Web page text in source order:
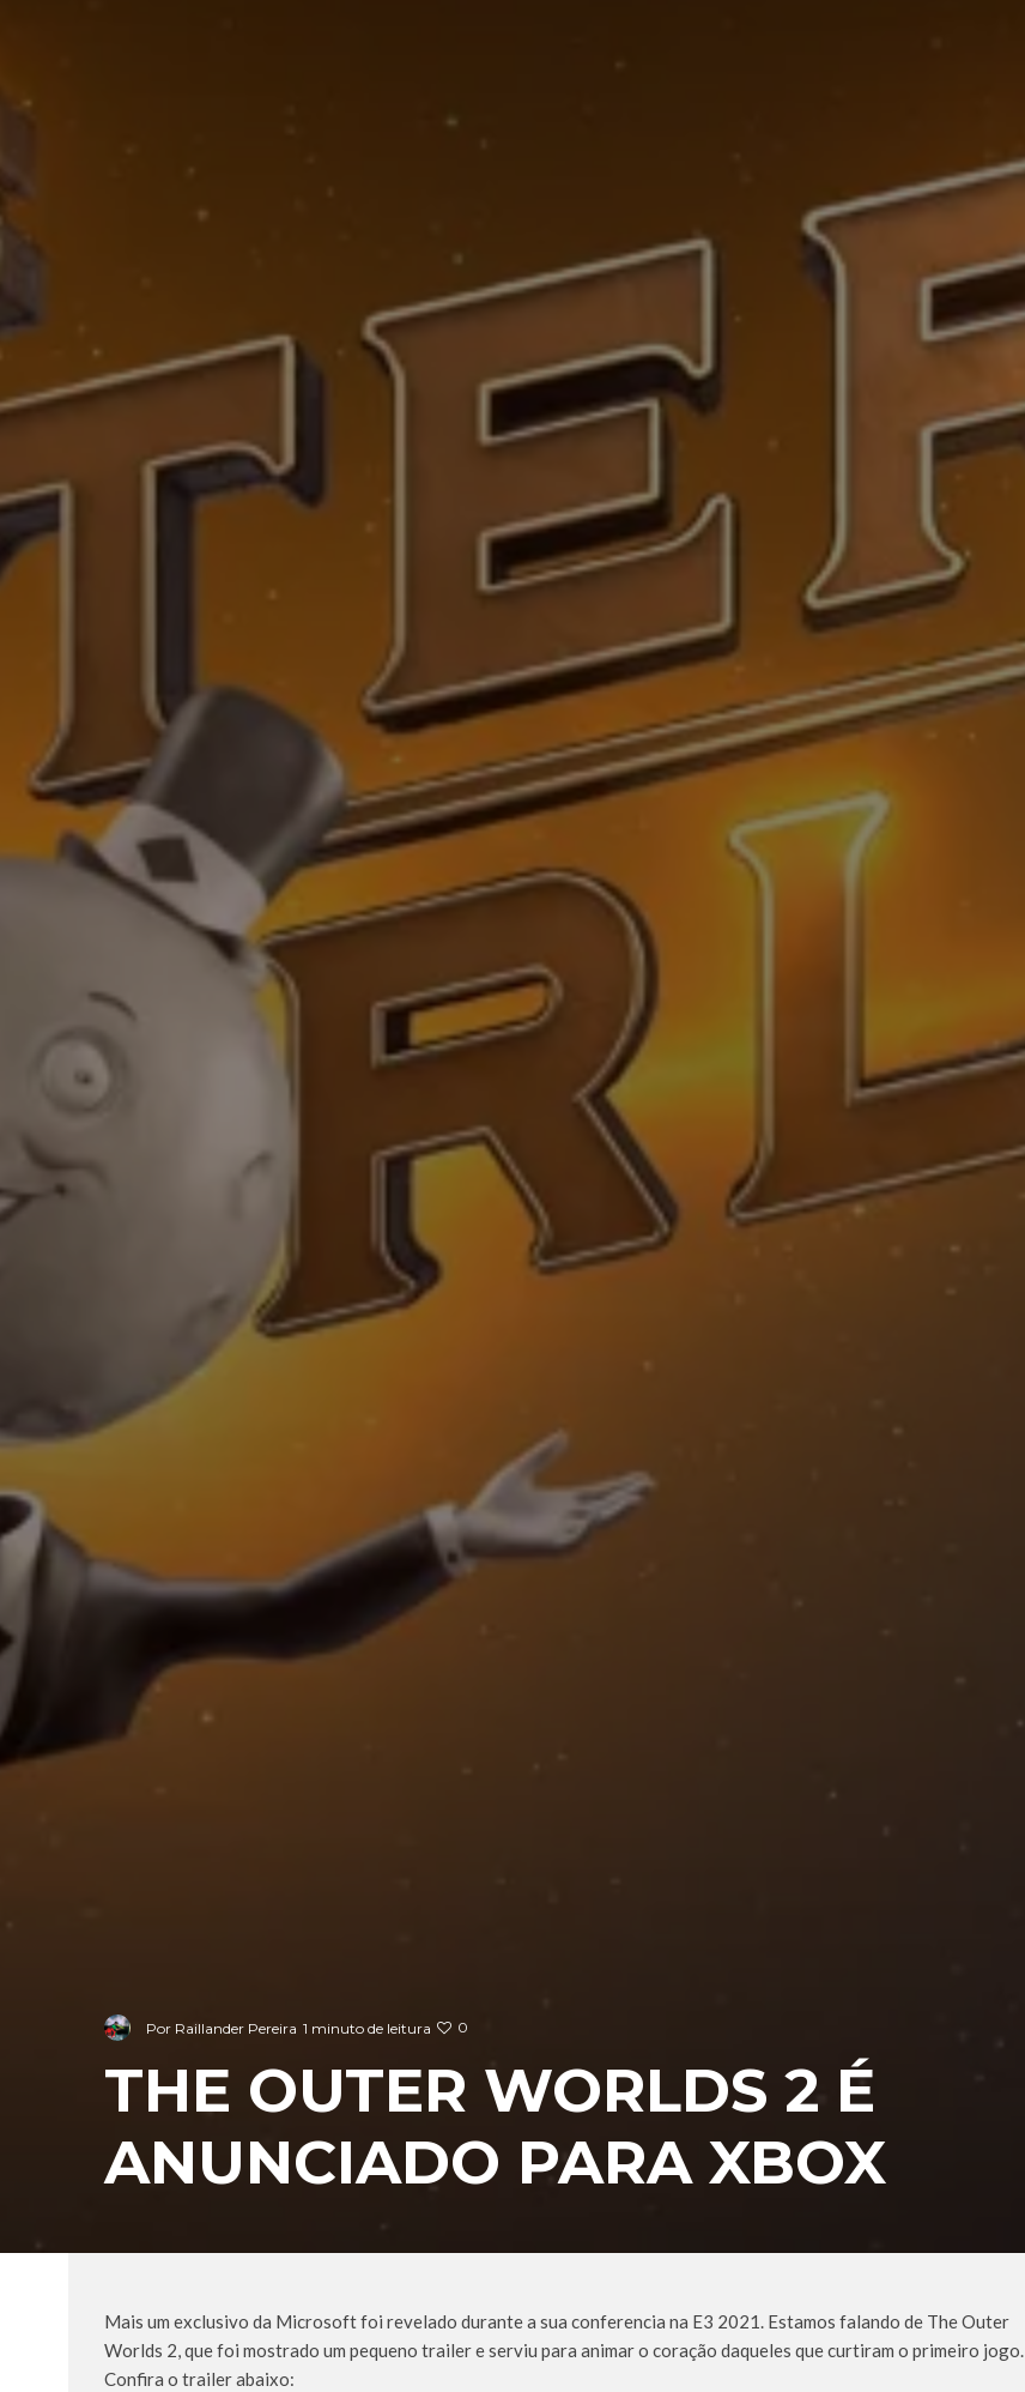
Por Raillander Pereira 1 minuto de leitura 0
THE OUTER WORLDS 2 É
ANUNCIADO PARA XBOX
Mais um exclusivo da Microsoft foi revelado durante a sua conferencia na E3 2021. Estamos falando de The Outer
Worlds 2, que foi mostrado um pequeno trailer e serviu para animar o coração daqueles que curtiram o primeiro jogo.
Confira o trailer abaixo: